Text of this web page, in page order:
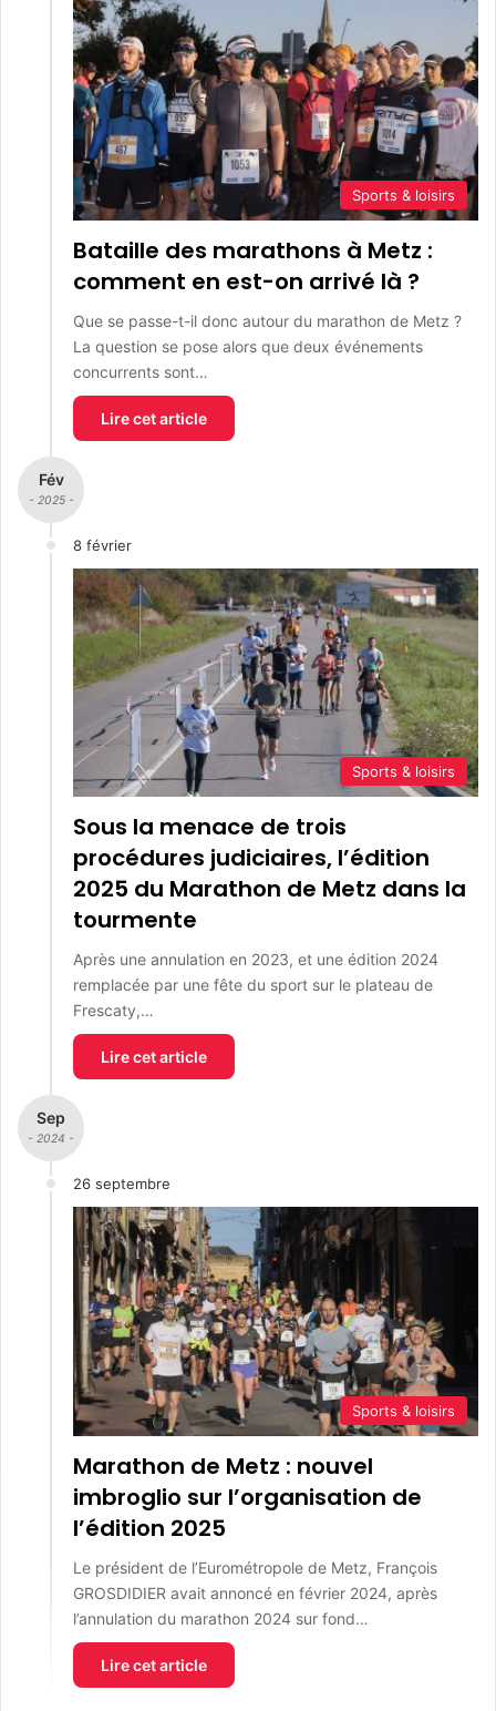
Sports & loisirs
Bataille des marathons à Metz :
comment en est-on arrivé là ?
Que se passe-t-il donc autour du marathon de Metz ?
La question se pose alors que deux événements
concurrents sont…
Lire cet article
Fév
- 2025 -
8 février
Sports & loisirs
Sous la menace de trois
procédures judiciaires, l’édition
2025 du Marathon de Metz dans la
tourmente
Après une annulation en 2023, et une édition 2024
remplacée par une fête du sport sur le plateau de
Frescaty,…
Lire cet article
Sep
- 2024 -
26 septembre
Sports & loisirs
Marathon de Metz : nouvel
imbroglio sur l’organisation de
l’édition 2025
Le président de l’Eurométropole de Metz, François
GROSDIDIER avait annoncé en février 2024, après
l’annulation du marathon 2024 sur fond…
Lire cet article